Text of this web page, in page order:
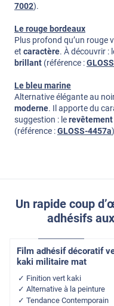
7002).
Le rouge bordeaux
Plus profond qu’un rouge
et caractère. À découvrir :
brillant (référence :
Le bleu marine
Alternative élégante au
moderne. Il apporte du
suggestion : le
(référence :GLOSS-4457a
Un rapide coup
adhésifs
Film adhésif décoratif
kaki militaire mat
Finition vert kaki
Alternative à la peinture
Tendance Contemporain